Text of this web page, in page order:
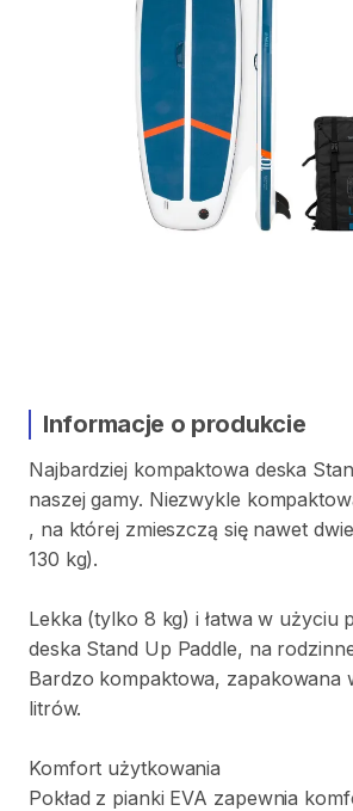
Informacje o produkcie
Najbardziej kompaktowa deska
naszej gamy. Niezwykle
,​ na której zmieszczą się nawet dwie
130 kg).
Lekka (tylko 8 kg) i łatwa w użyciu
deska Stand Up Paddle​,​ na
Bardzo kompaktowa​,​ zapakowana
litrów.
Komfort użytkowania
Pokład z pianki EVA zapewnia